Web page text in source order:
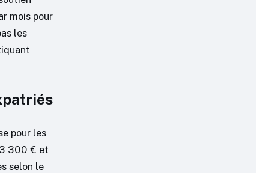
mois pour
les
pour les
300 € et
selon le